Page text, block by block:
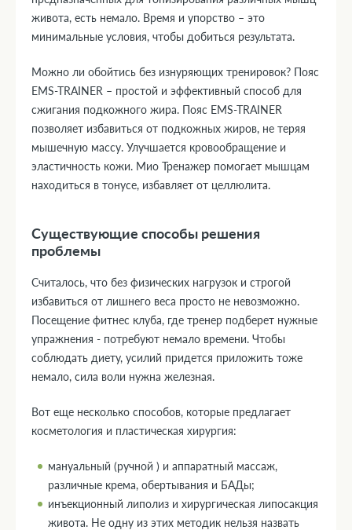
живота, есть немало. Время и упорство – это
минимальные условия, чтобы добиться результата.
Можно ли обойтись без изнуряющих тренировок? Пояс
EMS-TRAINER – простой и эффективный способ для
сжигания подкожного жира. Пояс EMS-TRAINER
позволяет избавиться от подкожных жиров, не теряя
мышечную массу. Улучшается кровообращение и
эластичность кожи. Мио Тренажер помогает мышцам
находиться в тонусе, избавляет от целлюлита.
Существующие способы решения
проблемы
Считалось, что без физических нагрузок и строгой
избавиться от лишнего веса просто не невозможно.
Посещение фитнес клуба, где тренер подберет нужные
упражнения - потребуют немало времени. Чтобы
соблюдать диету, усилий придется приложить тоже
немало, сила воли нужна железная.
Вот еще несколько способов, которые предлагает
косметология и пластическая хирургия:
мануальный (ручной ) и аппаратный массаж,
различные крема, обертывания и БАДы;
инъекционный липолиз и хирургическая липосакция
живота. Не одну из этих методик нельзя назвать